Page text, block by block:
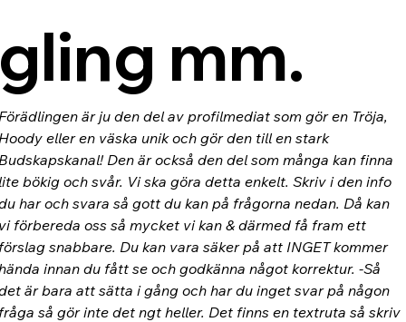
mm.
är ju den del av profilmediat som gör en Tröja,
eller en väska unik och gör den till en stark
Den är också den del som många kan finna
bökig och svår. Vi ska göra detta enkelt. Skriv i den info
har och svara så gott du kan på frågorna nedan. Då kan
förbereda oss så mycket vi kan & därmed få fram ett
snabbare. Du kan vara säker på att INGET kommer
innan du fått se och godkänna något korrektur. -Så
är bara att sätta i gång och har du inget svar på någon
så gör inte det ngt heller. Det finns en textruta så skriv